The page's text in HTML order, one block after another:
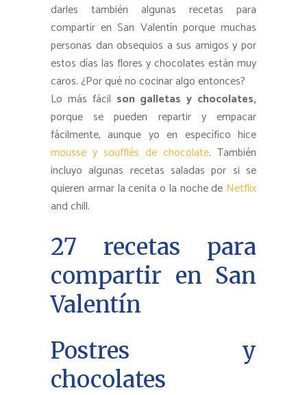
darles también algunas recetas para
compartir en San Valentín porque muchas
personas dan obsequios a sus amigos y por
estos días las flores y chocolates están muy
caros. ¿Por qué no cocinar algo entonces?
Lo más fácil son galletas y chocolates,
porque se pueden repartir y empacar
fácilmente, aunque yo en específico hice
mousse y soufflés de chocolate. También
incluyo algunas recetas saladas por si se
quieren armar la cenita o la noche de Netflix
and chill.
27 recetas para
compartir en San
Valentín
Postres y
chocolates